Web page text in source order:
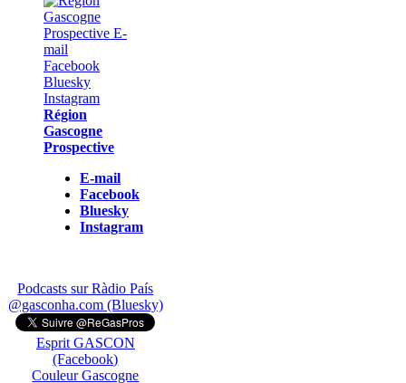
Région
Gascogne
Prospective
E-mail
Facebook
Bluesky
Instagram
Podcasts sur Ràdio País
@gasconha.com (Bluesky)
Esprit GASCON
(Facebook)
Couleur Gascogne